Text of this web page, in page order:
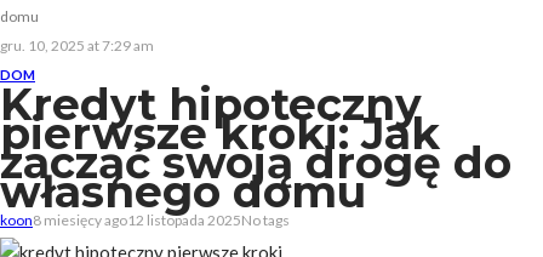
domu
gru. 10, 2025 at 7:29 am
DOM
Kredyt hipoteczny
pierwsze kroki: Jak
zacząć swoją drogę do
własnego domu
koon8 miesięcy ago12 listopada 2025No tags